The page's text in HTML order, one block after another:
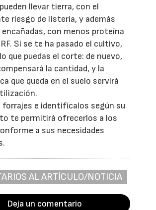
llevar tierra, con el
riesgo de listeria, y además
con menos proteína
Si se te ha pasado el cultivo,
que puedas el corte: de nuevo,
la cantidad, y la
que queda en el suelo servirá
forrajes e identifícalos según su
te permitirá ofrecerlos a los
a sus necesidades
AL ARTÍCULO/NOTICIA
Deja un comentario